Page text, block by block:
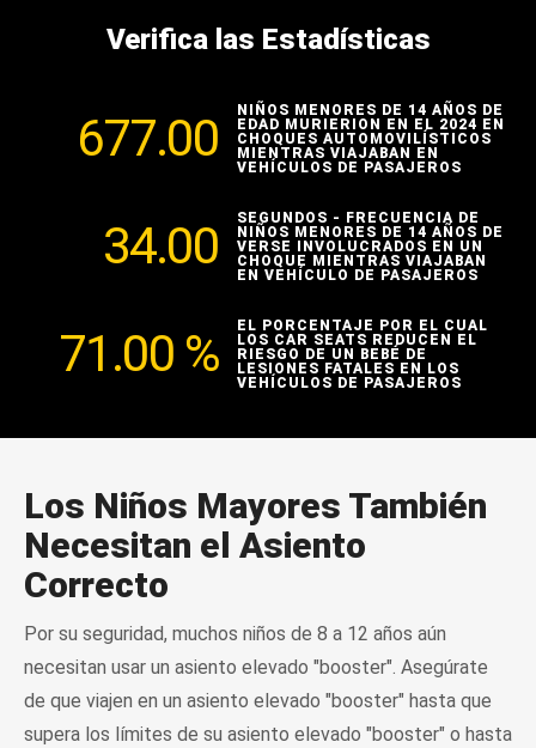
Verifica las Estadísticas
677.00
NIÑOS MENORES DE 14 AÑOS DE
EDAD MURIERION EN EL 2024 EN
CHOQUES AUTOMOVILÍSTICOS
MIENTRAS VIAJABAN EN
VEHÍCULOS DE PASAJEROS
34.00
SEGUNDOS - FRECUENCIA DE
NIÑOS MENORES DE 14 AÑOS DE
VERSE INVOLUCRADOS EN UN
CHOQUE MIENTRAS VIAJABAN
EN VEHÍCULO DE PASAJEROS
71.00 %
EL PORCENTAJE POR EL CUAL
LOS CAR SEATS REDUCEN EL
RIESGO DE UN BEBÉ DE
LESIONES FATALES EN LOS
VEHÍCULOS DE PASAJEROS
Los Niños Mayores También
Necesitan el Asiento
Correcto
Por su seguridad, muchos niños de 8 a 12 años aún
necesitan usar un asiento elevado "booster". Asegúrate
de que viajen en un asiento elevado "booster" hasta que
supera los límites de su asiento elevado "booster" o hasta